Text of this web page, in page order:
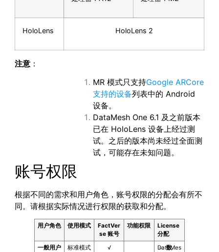
HoloLens HoloLens 2
注意 ：
MR 模式只支持Google ARCore
支持的设备列表中的 Android
设备。
DataMesh One 6.1 及之前版本
已在 HoloLens 设备上经过测
试。之后的版本尚未经过全面测
试，可能存在未知问题。
账号权限
根据不同的需求和用户角色，账号权限的分配会有所不
同。请根据实际情况进行权限的获取和分配。
用户角色 使用模式
FactVer
se 账号
功能权限
License
分配
一般用户
标准模式 √
数
DataMes